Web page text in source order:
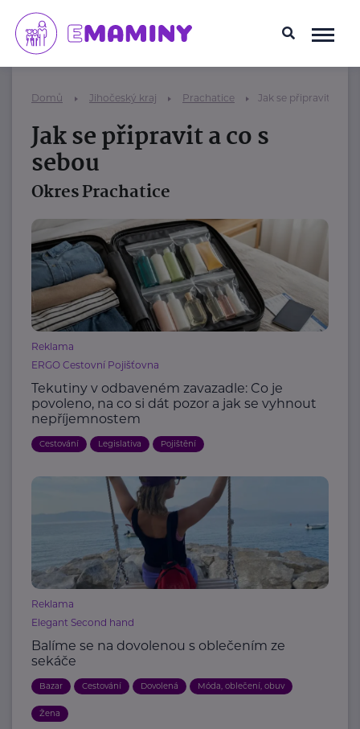
Domů Jihočeský kraj Prachatice Jak se připravit a co
Jak se připravit a co s
sebou
Okres Prachatice
Reklama
ERGO Cestovní Pojišťovna
Tekutiny v odbaveném zavazadle: Co je
povoleno, na co si dát pozor a jak se vyhnout
nepříjemnostem
Cestování Legislativa Pojištění
Reklama
Elegant Second hand
Balíme se na dovolenou s oblečením ze
sekáče
Bazar Cestování Dovolená Móda, oblečení, obuv
Žena